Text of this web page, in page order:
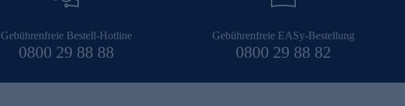
Gebührenfreie Bestell-Hotline
0800 29 88 88
Gebührenfreie EASy-Bestellung
0800 29 88 82